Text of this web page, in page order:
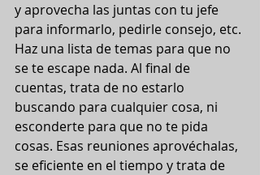
y aprovecha las juntas con tu jefe
para informarlo, pedirle consejo, etc.
Haz una lista de temas para que no
se te escape nada. Al final de
cuentas, trata de no estarlo
buscando para cualquier cosa, ni
esconderte para que no te pida
cosas. Esas reuniones aprovéchalas,
se eficiente en el tiempo y trata de